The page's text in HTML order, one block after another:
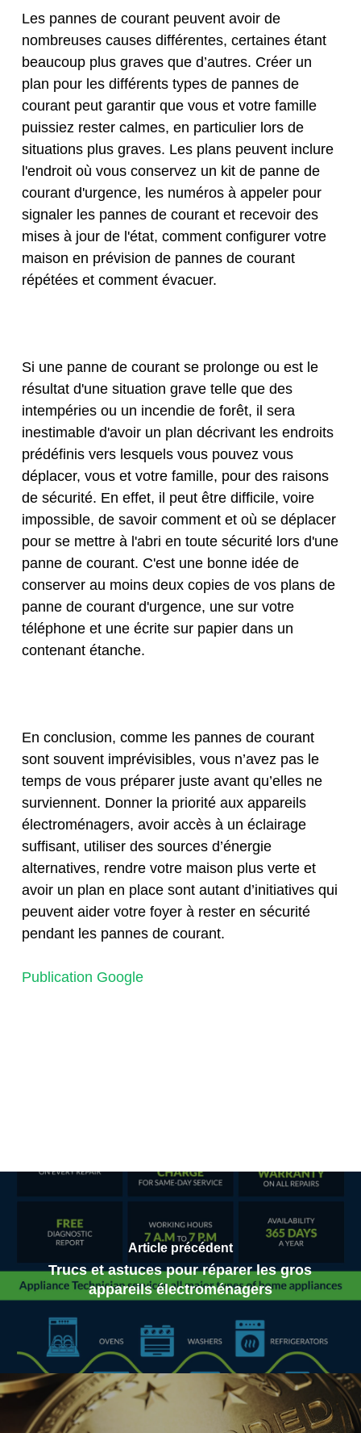
Les pannes de courant peuvent avoir de
nombreuses causes différentes, certaines étant
beaucoup plus graves que d’autres. Créer un
plan pour les différents types de pannes de
courant peut garantir que vous et votre famille
puissiez rester calmes, en particulier lors de
situations plus graves. Les plans peuvent inclure
l'endroit où vous conservez un kit de panne de
courant d'urgence, les numéros à appeler pour
signaler les pannes de courant et recevoir des
mises à jour de l'état, comment configurer votre
maison en prévision de pannes de courant
répétées et comment évacuer.
Si une panne de courant se prolonge ou est le
résultat d'une situation grave telle que des
intempéries ou un incendie de forêt, il sera
inestimable d'avoir un plan décrivant les endroits
prédéfinis vers lesquels vous pouvez vous
déplacer, vous et votre famille, pour des raisons
de sécurité. En effet, il peut être difficile, voire
impossible, de savoir comment et où se déplacer
pour se mettre à l'abri en toute sécurité lors d'une
panne de courant. C'est une bonne idée de
conserver au moins deux copies de vos plans de
panne de courant d'urgence, une sur votre
téléphone et une écrite sur papier dans un
contenant étanche.
En conclusion, comme les pannes de courant
sont souvent imprévisibles, vous n’avez pas le
temps de vous préparer juste avant qu’elles ne
surviennent. Donner la priorité aux appareils
électroménagers, avoir accès à un éclairage
suffisant, utiliser des sources d’énergie
alternatives, rendre votre maison plus verte et
avoir un plan en place sont autant d’initiatives qui
peuvent aider votre foyer à rester en sécurité
pendant les pannes de courant.
Publication Google
Article précédent
Trucs et astuces pour réparer les gros
appareils électroménagers